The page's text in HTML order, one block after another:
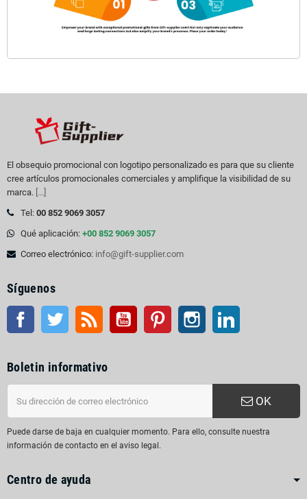
El obsequio promocional con logotipo personalizado es para que su cliente
cree artículos promocionales comerciales y amplifique la visibilidad de su
marca. [...]
Tel: 00 852 9069 3057
Qué aplicación: +00 852 9069 3057
Correo electrónico: info@gift-supplier.com
Síguenos
Facebook Gorjeo Rss YouTube Pinterest Instagram
Boletin informativo
OK
Puede darse de baja en cualquier momento. Para ello, consulte nuestra
información de contacto en el aviso legal.
Centro de ayuda